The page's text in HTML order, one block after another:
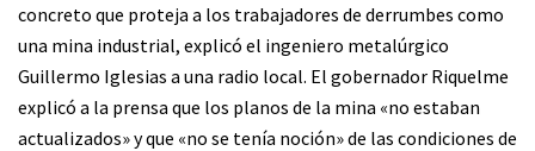
concreto que proteja a los trabajadores de derrumbes como
una mina industrial, explicó el ingeniero metalúrgico
Guillermo Iglesias a una radio local. El gobernador Riquelme
explicó a la prensa que los planos de la mina «no estaban
actualizados» y que «no se tenía noción» de las condiciones de